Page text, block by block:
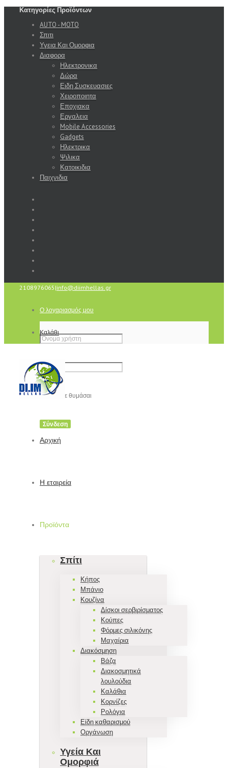
Κατηγορίες Προϊόντων
AUTO - MOTO
Σπιτι
Υγεια Και Ομορφια
Διαφορα
Ηλεκτρονικα
Δώρα
Ειδη Συσκευασιες
Χειροποιητα
Εποχιακα
Εργαλεια
Mobile Accessories
Gadgets
Ηλεκτρικα
Ψιλικα
Κατοικιδια
Παιχνιδια
2108976065 |info@diimhellas.gr
Ο λογαριασμός μου
Να με θυμάσαι
Καλάθι
Αρχική
Η εταιρεία
Προϊόντα
Σπίτι
Κήπος
Μπάνιο
Κουζίνα
Δίσκοι σερβιρίσματος
Κούπες
Φόρμες σιλικόνης
Μαχαίρια
Διακόσμηση
Βάζα
Διακοσμητικά
λουλούδια
Καλάθια
Κορνίζες
Ρολόγια
Είδη καθαρισμού
Οργάνωση
Υγεία Και
Ομορφιά